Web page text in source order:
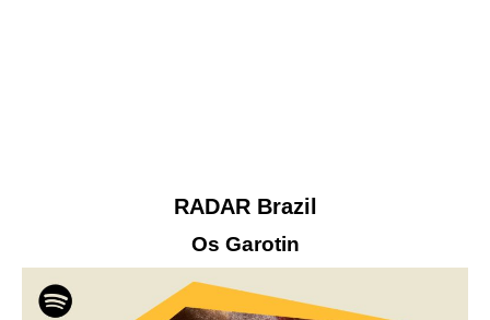
RADAR Brazil
Os Garotin